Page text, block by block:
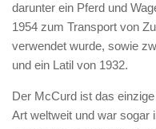
darunter ein Pferd und
1954 zum Transport von
verwendet wurde, sowie
und ein Latil von 1932.
Der McCurd ist das
Art weltweit und war sogar